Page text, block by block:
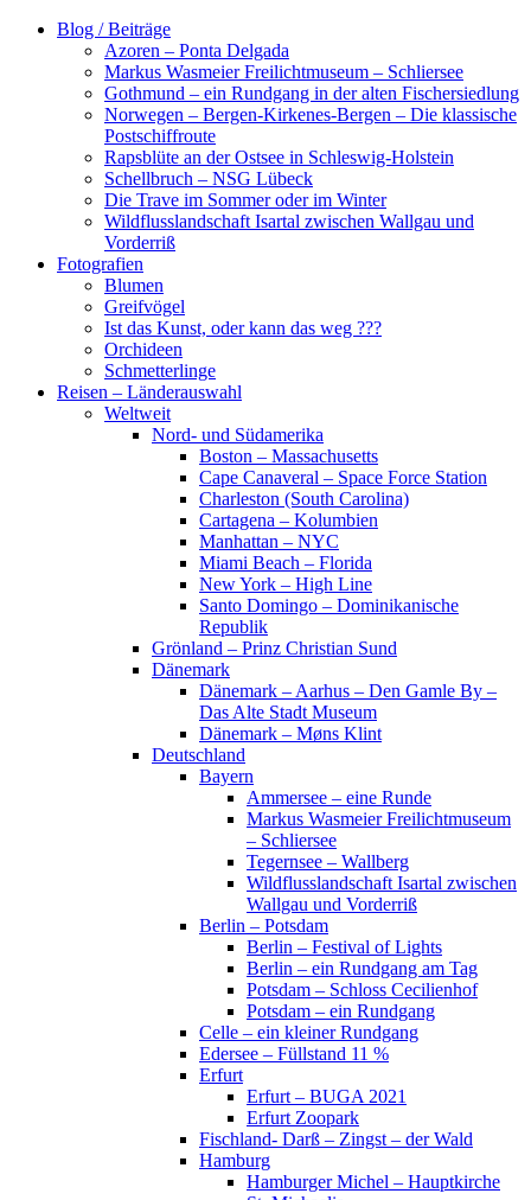
Zum
Blog / Beiträge
Azoren – Ponta Delgada
Markus Wasmeier Freilichtmuseum – Schliersee
Gothmund – ein Rundgang in der alten Fischersiedlung
Norwegen – Bergen-Kirkenes-Bergen – Die klassische
Postschiffroute
Rapsblüte an der Ostsee in Schleswig-Holstein
Schellbruch – NSG Lübeck
Die Trave im Sommer oder im Winter
Wildflusslandschaft Isartal zwischen Wallgau und
Vorderriß
Fotografien
Blumen
Greifvögel
Ist das Kunst, oder kann das weg ???
Orchideen
Schmetterlinge
Reisen – Länderauswahl
Weltweit
Nord- und Südamerika
Boston – Massachusetts
Cape Canaveral – Space Force Station
Charleston (South Carolina)
Cartagena – Kolumbien
Manhattan – NYC
Miami Beach – Florida
New York – High Line
Santo Domingo – Dominikanische
Republik
Grönland – Prinz Christian Sund
Dänemark
Dänemark – Aarhus – Den Gamle By –
Das Alte Stadt Museum
Dänemark – Møns Klint
Deutschland
Bayern
Ammersee – eine Runde
Markus Wasmeier Freilichtmuseum
– Schliersee
Tegernsee – Wallberg
Wildflusslandschaft Isartal zwischen
Wallgau und Vorderriß
Berlin – Potsdam
Berlin – Festival of Lights
Berlin – ein Rundgang am Tag
Potsdam – Schloss Cecilienhof
Potsdam – ein Rundgang
Celle – ein kleiner Rundgang
Edersee – Füllstand 11 %
Erfurt
Erfurt – BUGA 2021
Erfurt Zoopark
Fischland- Darß – Zingst – der Wald
Hamburg
Hamburger Michel – Hauptkirche